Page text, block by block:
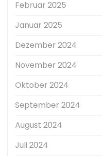
Februar 2025
Januar 2025
Dezember 2024
November 2024
Oktober 2024
September 2024
August 2024
Juli 2024